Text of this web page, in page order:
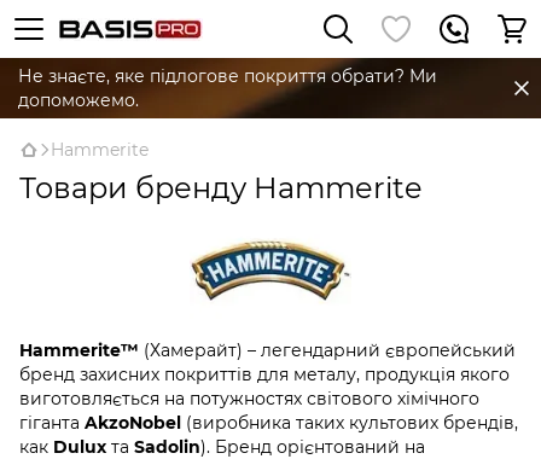
Не знаєте, яке підлогове покриття обрати? Ми
допоможемо.
Hammerite
Товари бренду Hammerite
Hammerite™ (Хамерайт) – легендарний європейський
бренд захисних покриттів для металу, продукція якого
виготовляється на потужностях світового хімічного
гіганта AkzoNobel (виробника таких культових брендів,
как Dulux та Sadolin). Бренд орієнтований на